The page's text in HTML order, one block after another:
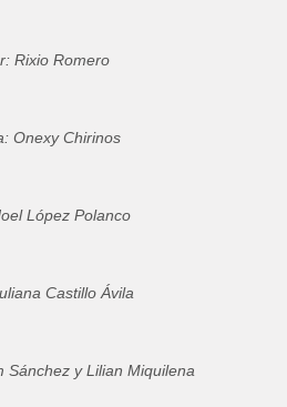
Rixio Romero
Onexy Chirinos
López Polanco
Castillo Ávila
Sánchez y Lilian Miquilena